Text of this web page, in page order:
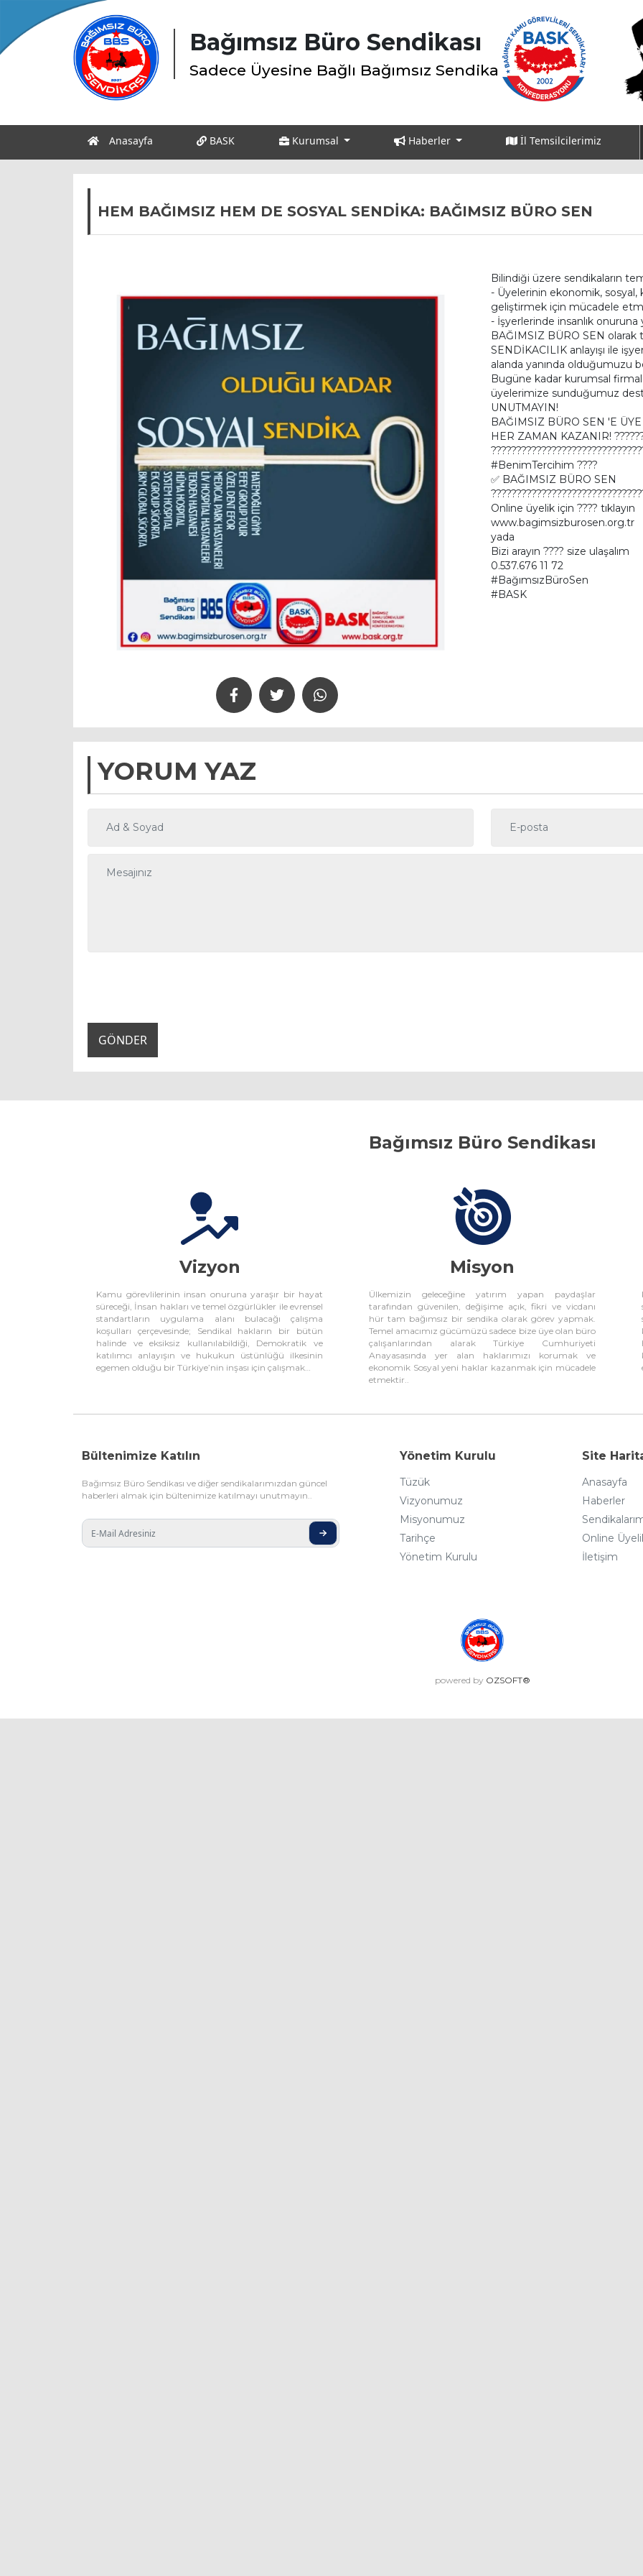
Bağımsız Büro Sendikası
Sadece Üyesine Bağlı Bağımsız Sendika
Anasayfa BASK Kurumsal Haberler İl Temsilcilerimiz
HEM BAĞIMSIZ HEM DE SOSYAL SENDİKA: BAĞIMSIZ BÜRO SEN
Bilindiği üzere sendikaların
- Üyelerinin ekonomik, sosyal,
geliştirmek için mücadele
- İşyerlerinde insanlık onuruna
BAĞIMSIZ BÜRO SEN olarak
SENDİKACILIK anlayışı ile
alanda yanında olduğumuzu
Bugüne kadar kurumsal
üyelerimize sunduğumuz
UNUTMAYIN!
BAĞIMSIZ BÜRO SEN 'E
HER ZAMAN KAZANIR!
#BenimTercihim ????
✅️ BAĞIMSIZ BÜRO SEN
Online üyelik için ???? tıklayın
www.bagimsizburosen.org.tr
yada
Bizi arayın ???? size ulaşalım
0.537.676 11 72
#BağımsızBüroSen
#BASK
YORUMYAZ
GÖNDER
Bağımsız Büro Sendikası
Vizyon
Kamu görevlilerinin insan onuruna yaraşır bir hayat
süreceği, İnsan hakları ve temel özgürlükler ile evrensel
standartların uygulama alanı bulacağı çalışma
koşulları çerçevesinde; Sendikal hakların bir bütün
halinde ve eksiksiz kullanılabildiği, Demokratik ve
katılımcı anlayışın ve hukukun üstünlüğü ilkesinin
egemen olduğu bir Türkiye’nin inşası için çalışmak…
Misyon
Ülkemizin geleceğine yatırım yapan paydaşlar
tarafından güvenilen, değişime açık, fikri ve vicdanı
hür tam bağımsız bir sendika olarak görev yapmak.
Temel amacımız gücümüzü sadece bize üye olan büro
çalışanlarından alarak Türkiye Cumhuriyeti
Anayasasında yer alan haklarımızı korumak ve
ekonomik Sosyal yeni haklar kazanmak için mücadele
etmektir..
Bültenimize Katılın
Bağımsız Büro Sendikası ve diğer sendikalarımızdan güncel
haberleri almak için bültenimize katılmayı unutmayın..
Yönetim Kurulu
Tüzük
Vizyonumuz
Misyonumuz
Tarihçe
Yönetim Kurulu
Site
Anasayfa
Haberler
Online
İletişim
powered by OZSOFT®